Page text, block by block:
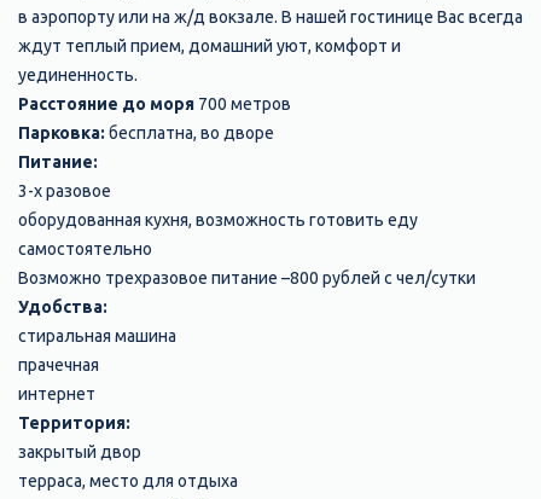
в аэропорту или на ж/д вокзале. В нашей гостинице Вас всегда
ждут теплый прием, домашний уют, комфорт и
уединенность.
Расстояние до моря 700 метров
Парковка: бесплатна, во дворе
Питание:
3-х разовое
оборудованная кухня, возможность готовить еду
самостоятельно
Возможно трехразовое питание –800 рублей с чел/сутки
Удобства:
стиральная машина
прачечная
интернет
Территория:
закрытый двор
терраса, место для отдыха